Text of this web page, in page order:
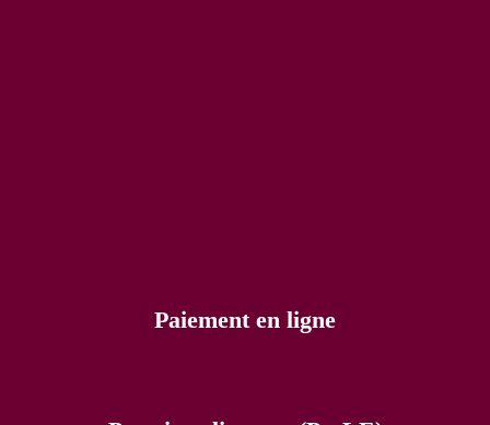
Paiement en ligne